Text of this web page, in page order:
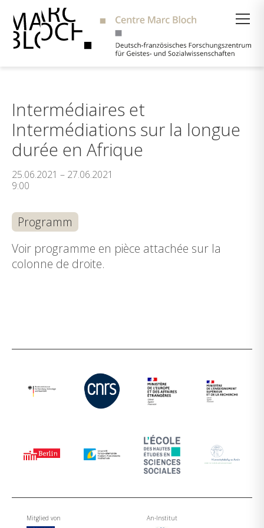
Intermédiaires et
Intermédiations sur la longue
durée en Afrique
25.06.2021 – 27.06.2021
9:00
Programm
Voir programme en pièce attachée sur la
colonne de droite.
Mitglied von An-Institut